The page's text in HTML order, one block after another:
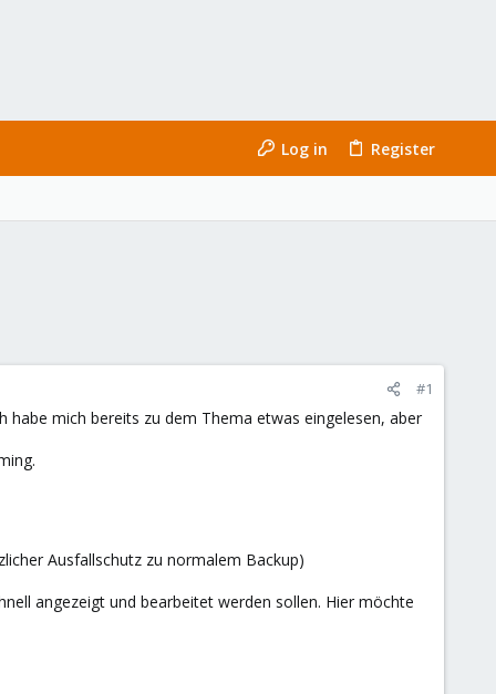
Log in Register
#1
mich bereits zu dem Thema etwas eingelesen, aber
Ausfallschutz zu normalem Backup)
angezeigt und bearbeitet werden sollen. Hier möchte